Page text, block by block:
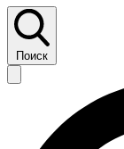
Поиск